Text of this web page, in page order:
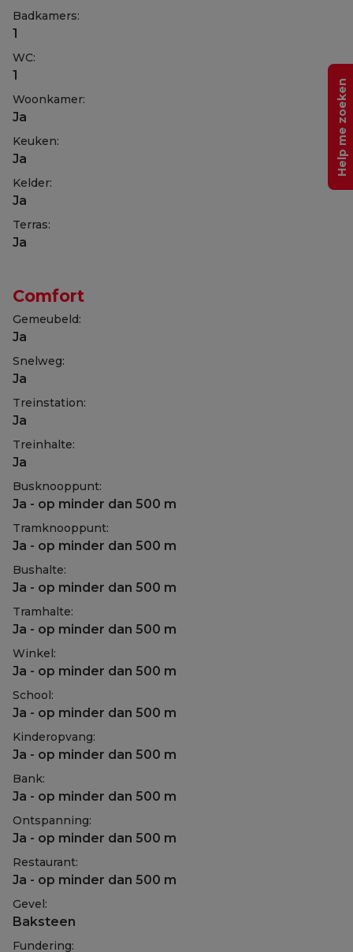
Badkamers:
1
WC:
1
Woonkamer:
Ja
Keuken:
Ja
Kelder:
Ja
Terras:
Ja
Comfort
Gemeubeld:
Ja
Snelweg:
Ja
Treinstation:
Ja
Treinhalte:
Ja
Busknooppunt:
Ja - op minder dan 500 m
Tramknooppunt:
Ja - op minder dan 500 m
Bushalte:
Ja - op minder dan 500 m
Tramhalte:
Ja - op minder dan 500 m
Winkel:
Ja - op minder dan 500 m
School:
Ja - op minder dan 500 m
Kinderopvang:
Ja - op minder dan 500 m
Bank:
Ja - op minder dan 500 m
Ontspanning:
Ja - op minder dan 500 m
Restaurant:
Ja - op minder dan 500 m
Gevel:
Baksteen
Fundering:
Help me zoeken